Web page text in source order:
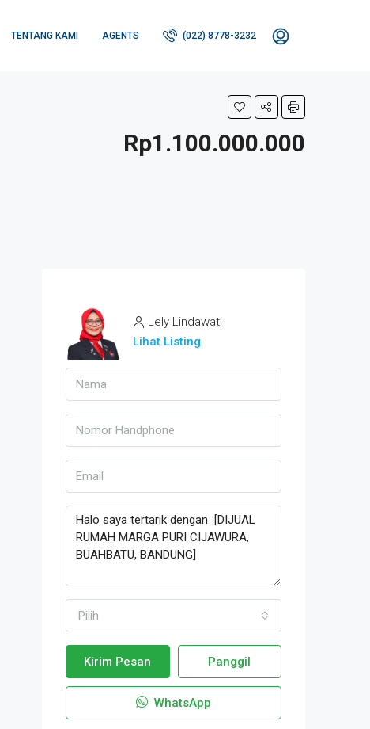
TENTANG KAMI AGENTS (022) 8778-3232
Rp1.100.000.000
Lely Lindawati
Lihat Listing
Pilih
Kirim Pesan Panggil
WhatsApp